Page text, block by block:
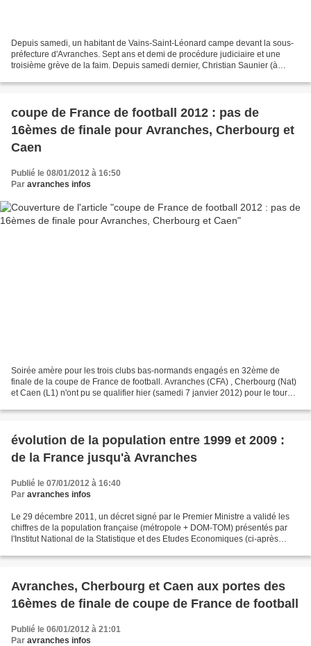
Depuis samedi, un habitant de Vains-Saint-Léonard campe devant la sous-
préfecture d'Avranches. Sept ans et demi de procédure judiciaire et une
troisième grève de la faim. Depuis samedi dernier, Christian Saunier (à
coupe de France de football 2012 : pas de
16èmes de finale pour Avranches, Cherbourg et
Caen
Publié le 08/01/2012 à 16:50
Par avranches infos
Soirée amère pour les trois clubs bas-normands engagés en 32ème de
finale de la coupe de France de football. Avranches (CFA) , Cherbourg (Nat)
et Caen (L1) n'ont pu se qualifier hier (samedi 7 janvier 2012) pour le tour
évolution de la population entre 1999 et 2009 :
de la France jusqu'à Avranches
Publié le 07/01/2012 à 16:40
Par avranches infos
Le 29 décembre 2011, un décret signé par le Premier Ministre a validé les
chiffres de la population française (métropole + DOM-TOM) présentés par
l'Institut National de la Statistique et des Etudes Economiques (ci-après
Avranches, Cherbourg et Caen aux portes des
16èmes de finale de coupe de France de football
Publié le 06/01/2012 à 21:01
Par avranches infos